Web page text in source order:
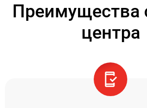
Преимущества
центра